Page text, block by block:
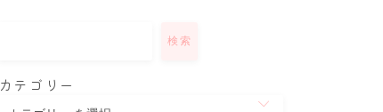
検索
カテゴリー